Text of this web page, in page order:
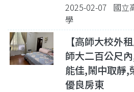
2025-02-07 國立
學
【高師大校外
師大二百公尺
能佳,鬧中取靜,
優良房東